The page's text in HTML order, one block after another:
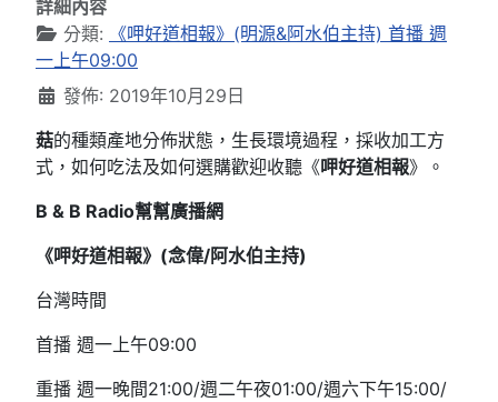
詳細內容
分類:
《呷好道相報》(明源&阿水伯主持) 首播 週
一上午09:00
發佈: 2019年10月29日
菇的種類產地分佈狀態，生長環境過程，採收加工方
式，如何吃法及如何選購歡迎收聽《呷好道相報》。
B & B Radio幫幫廣播網
《呷好道相報》(念偉/阿水伯主持)
台灣時間
首播 週一上午09:00
重播 週一晚間21:00/週二午夜01:00/週六下午15:00/